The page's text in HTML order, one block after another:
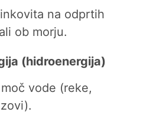
na odprtih
ob morju.
(hidroenergija)
vode (reke,